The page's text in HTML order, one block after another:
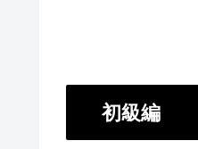
初級編